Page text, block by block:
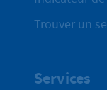
Trouver un
Services